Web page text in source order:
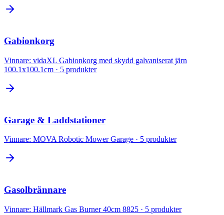
Gabionkorg
Vinnare: vidaXL Gabionkorg med skydd galvaniserat järn
100.1x100.1cm · 5 produkter
Garage & Laddstationer
Vinnare: MOVA Robotic Mower Garage · 5 produkter
Gasolbrännare
Vinnare: Hällmark Gas Burner 40cm 8825 · 5 produkter